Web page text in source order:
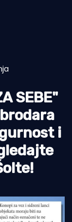
SEBE"
i